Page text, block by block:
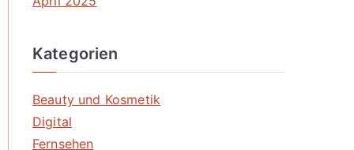
Kategorien
Beauty und Kosmetik
Digital
Fernsehen